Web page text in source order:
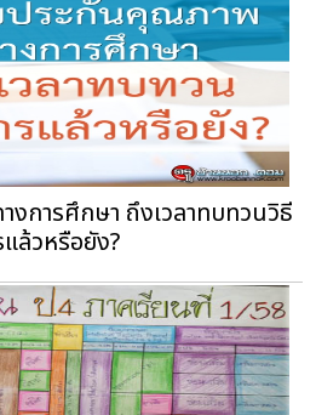
การศึกษา ถึงเวลาทบทวนวิธี
แล้วหรือยัง?